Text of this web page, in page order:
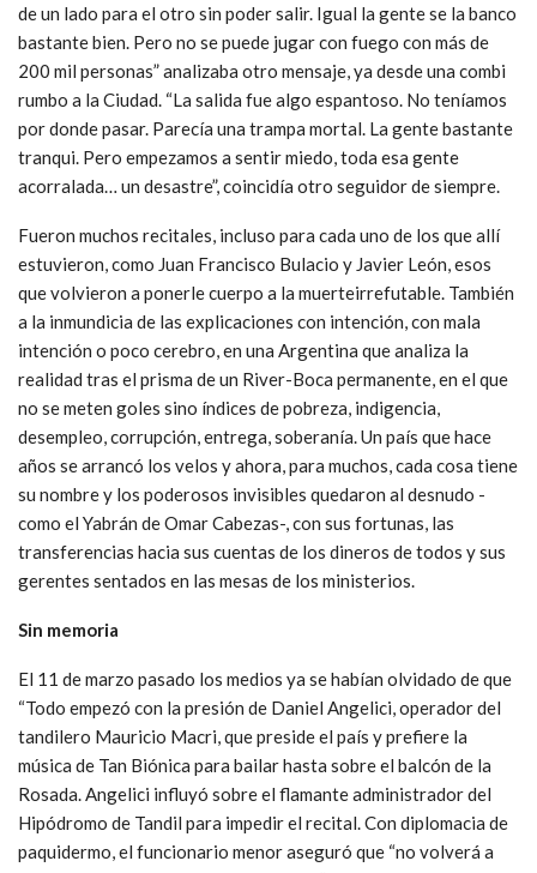
de un lado para el otro sin poder salir. Igual la gente se la banco
bastante bien. Pero no se puede jugar con fuego con más de
200 mil personas” analizaba otro mensaje, ya desde una combi
rumbo a la Ciudad. “La salida fue algo espantoso. No teníamos
por donde pasar. Parecía una trampa mortal. La gente bastante
tranqui. Pero empezamos a sentir miedo, toda esa gente
acorralada… un desastre”, coincidía otro seguidor de siempre.
Fueron muchos recitales, incluso para cada uno de los que allí
estuvieron, como Juan Francisco Bulacio y Javier León, esos
que volvieron a ponerle cuerpo a la muerteirrefutable. También
a la inmundicia de las explicaciones con intención, con mala
intención o poco cerebro, en una Argentina que analiza la
realidad tras el prisma de un River-Boca permanente, en el que
no se meten goles sino índices de pobreza, indigencia,
desempleo, corrupción, entrega, soberanía. Un país que hace
años se arrancó los velos y ahora, para muchos, cada cosa tiene
su nombre y los poderosos invisibles quedaron al desnudo -
como el Yabrán de Omar Cabezas-, con sus fortunas, las
transferencias hacia sus cuentas de los dineros de todos y sus
gerentes sentados en las mesas de los ministerios.
Sin memoria
El 11 de marzo pasado los medios ya se habían olvidado de que
“Todo empezó con la presión de Daniel Angelici, operador del
tandilero Mauricio Macri, que preside el país y prefiere la
música de Tan Biónica para bailar hasta sobre el balcón de la
Rosada. Angelici influyó sobre el flamante administrador del
Hipódromo de Tandil para impedir el recital. Con diplomacia de
paquidermo, el funcionario menor aseguró que “no volverá a